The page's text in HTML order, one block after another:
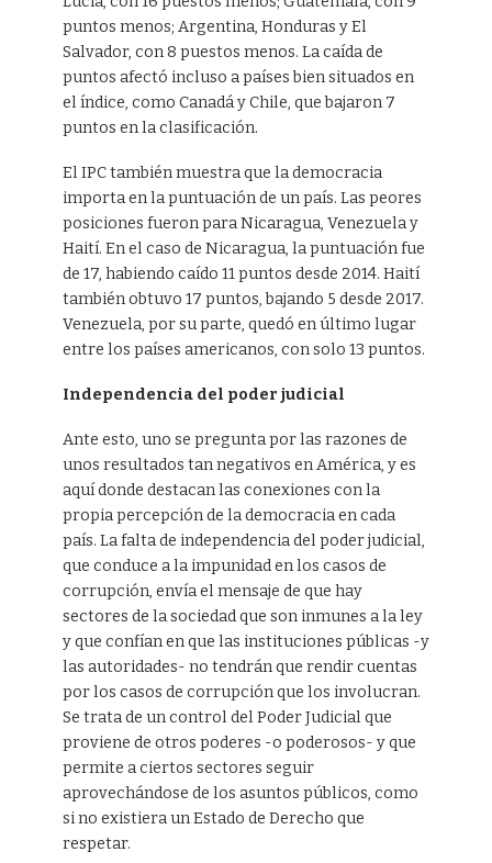
puntos menos; Argentina, Honduras y El
Salvador, con 8 puestos menos. La caída de
puntos afectó incluso a países bien situados en
el índice, como Canadá y Chile, que bajaron 7
puntos en la clasificación.
El IPC también muestra que la democracia
importa en la puntuación de un país. Las peores
posiciones fueron para Nicaragua, Venezuela y
Haití. En el caso de Nicaragua, la puntuación fue
de 17, habiendo caído 11 puntos desde 2014. Haití
también obtuvo 17 puntos, bajando 5 desde 2017.
Venezuela, por su parte, quedó en último lugar
entre los países americanos, con solo 13 puntos.
Independencia del poder judicial
Ante esto, uno se pregunta por las razones de
unos resultados tan negativos en América, y es
aquí donde destacan las conexiones con la
propia percepción de la democracia en cada
país. La falta de independencia del poder judicial,
que conduce a la impunidad en los casos de
corrupción, envía el mensaje de que hay
sectores de la sociedad que son inmunes a la ley
y que confían en que las instituciones públicas -y
las autoridades- no tendrán que rendir cuentas
por los casos de corrupción que los involucran.
Se trata de un control del Poder Judicial que
proviene de otros poderes -o poderosos- y que
permite a ciertos sectores seguir
aprovechándose de los asuntos públicos, como
si no existiera un Estado de Derecho que
respetar.